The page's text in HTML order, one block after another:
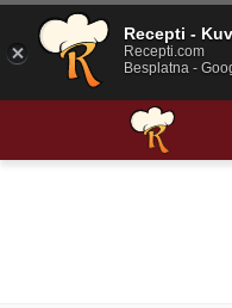
Recepti -
Recepti.com
Besplatna -